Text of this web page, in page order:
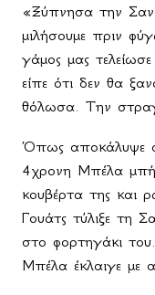
«Ξύπνησα την
μιλήσουμε πριν
γάμος μας
είπε ότι δεν θα
θόλωσα. Την
Όπως αποκάλυψε
4χρονη Μπέλα
κουβέρτα της και
Γουάτς τύλιξε τη
στο φορτηγάκι
Μπέλα έκλαιγε με